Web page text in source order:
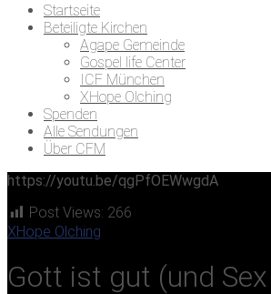
Startseite
Beteiligte Kirchen
Agape Gemeinde
Gospel life Center
ICF München
XHope Olching
Spenden
Alle Sendungen
Über CFM
https://youtu.be/qgPfOEWwgdA
Post Views: 266
XHope Olching
Gott ist gut (und